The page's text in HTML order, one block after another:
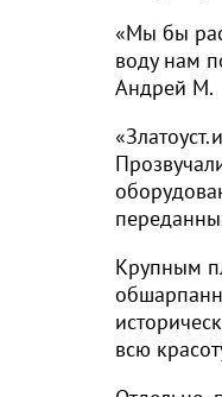
«Мы бы
воду нам
Андрей М.
Крупным
всю